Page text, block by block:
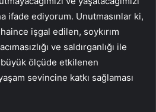
ifade ediyorum. Unutmasınlar ki,
işgal edilen, soykırım
ve saldırganlığı ile
ölçüde etkilenen
sevincine katkı sağlaması